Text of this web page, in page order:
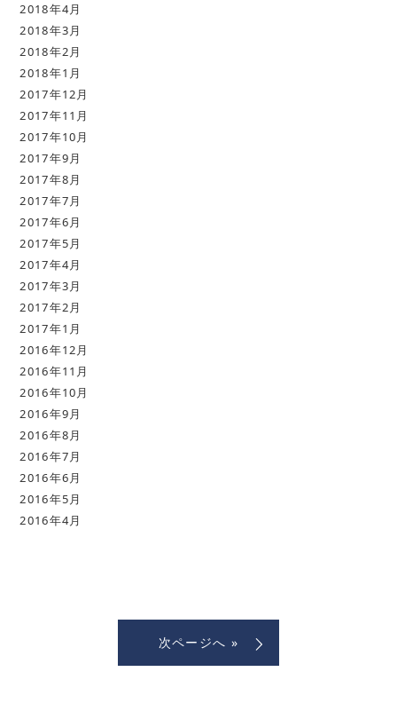
2018年4月
2018年3月
2018年2月
2018年1月
2017年12月
2017年11月
2017年10月
2017年9月
2017年8月
2017年7月
2017年6月
2017年5月
2017年4月
2017年3月
2017年2月
2017年1月
2016年12月
2016年11月
2016年10月
2016年9月
2016年8月
2016年7月
2016年6月
2016年5月
2016年4月
次ページへ »